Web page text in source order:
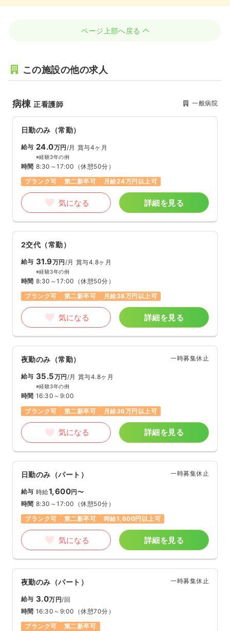
ページ上部へ戻る
この施設の他の求人
病棟正看護師 一般病院
日勤のみ（常勤）
給与 24.0万円 /月 賞与4ヶ月
※経験3年の例
時間 8:30～17:00 （休憩50分）
ブランク可
第二新卒可 月給24万円以上可
気になる 詳細を見る
2交代（常勤）
給与 31.9万円/月 賞与4.8ヶ月
※経験3年の例
時間 8:30～17:00 （休憩50分）
ブランク可
第二新卒可 月給38万円以上可
気になる 詳細を見る
夜勤のみ（常勤） 一時募集休止
給与 35.5万円/月 賞与4.8ヶ月
※経験3年の例
時間 16:30～9:00
ブランク可
第二新卒可 月給36万円以上可
気になる 詳細を見る
日勤のみ（パート） 一時募集休止
給与 時給1,600円〜
時間 8:30～17:00 （休憩50分）
ブランク可
第二新卒可 時給1,600円以上可
気になる 詳細を見る
夜勤のみ（パート） 一時募集休止
給与 3.0万円/回
時間 16:30～9:00 （休憩70分）
ブランク可
第二新卒可